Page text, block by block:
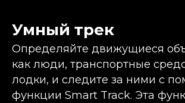
Умный трек
Определяйте движущиеся
как люди, транспортные
лодки, и следите за ними с
функции Smart Track. Эта